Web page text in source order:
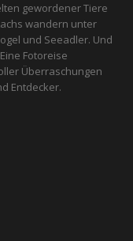
gewordener Tiere
wandern unter
und See­adler. Und
Fotoreise
Überraschungen
Entdecker.